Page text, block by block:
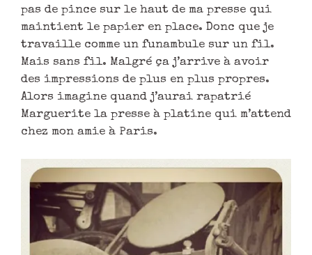
pas de pince sur le haut de ma presse qui
maintient le papier en place. Donc que je
travaille comme un funambule sur un fil.
Mais sans fil. Malgré ça j’arrive à avoir
des impressions de plus en plus propres.
Alors imagine quand j’aurai rapatrié
Marguerite la presse à platine qui m’attend
chez mon amie à Paris.